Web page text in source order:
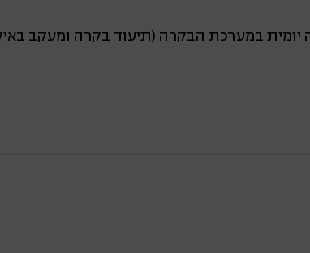
במערכת הבקרה (תיעוד בקרה ומעקב